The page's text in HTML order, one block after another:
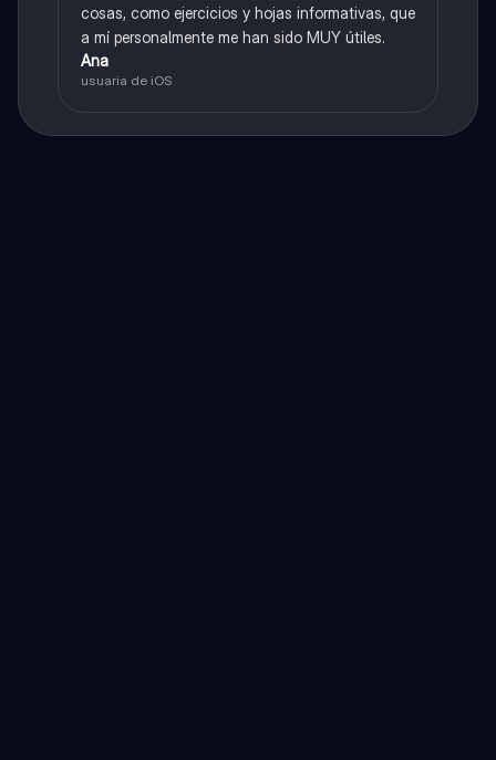
cosas, como ejercicios y hojas informativas, que
a mí personalmente me han sido MUY útiles.
Ana
usuaria de iOS